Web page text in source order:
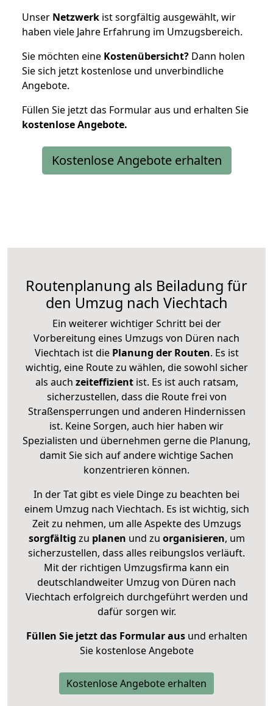
Unser Netzwerk ist sorgfältig ausgewählt, wir
haben viele Jahre Erfahrung im Umzugsbereich.
Sie möchten eine Kostenübersicht? Dann holen
Sie sich jetzt kostenlose und unverbindliche
Angebote.
Füllen Sie jetzt das Formular aus und erhalten Sie
kostenloseAngebote.
Kostenlose Angebote erhalten
Routenplanung als Beiladung für
den Umzug nach Viechtach
Ein weiterer wichtiger Schritt bei der
Vorbereitung eines Umzugs von Düren nach
Viechtach ist diePlanung der Routen. Es ist
wichtig, eine Route zu wählen, die sowohl sicher
als auch zeiteffizientist. Es ist auch ratsam,
sicherzustellen, dass die Route frei von
Straßensperrungen und anderen Hindernissen
ist. Keine Sorgen, auch hier haben wir
Spezialisten und übernehmen gerne die Planung,
damit Sie sich auf andere wichtige Sachen
konzentrieren können.
In der Tat gibt es viele Dinge zu beachten bei
einem Umzug nach Viechtach. Es ist wichtig, sich
Zeit zu nehmen, um alle Aspekte des Umzugs
sorgfältig zu planen und zu organisieren, um
sicherzustellen, dass alles reibungslos verläuft.
Mit der richtigen Umzugsfirma kann ein
deutschlandweiter Umzug von Düren nach
Viechtach erfolgreich durchgeführt werden und
dafür sorgen wir.
Füllen Sie jetzt das Formular ausund erhalten
Sie kostenlose Angebote
Kostenlose Angebote erhalten